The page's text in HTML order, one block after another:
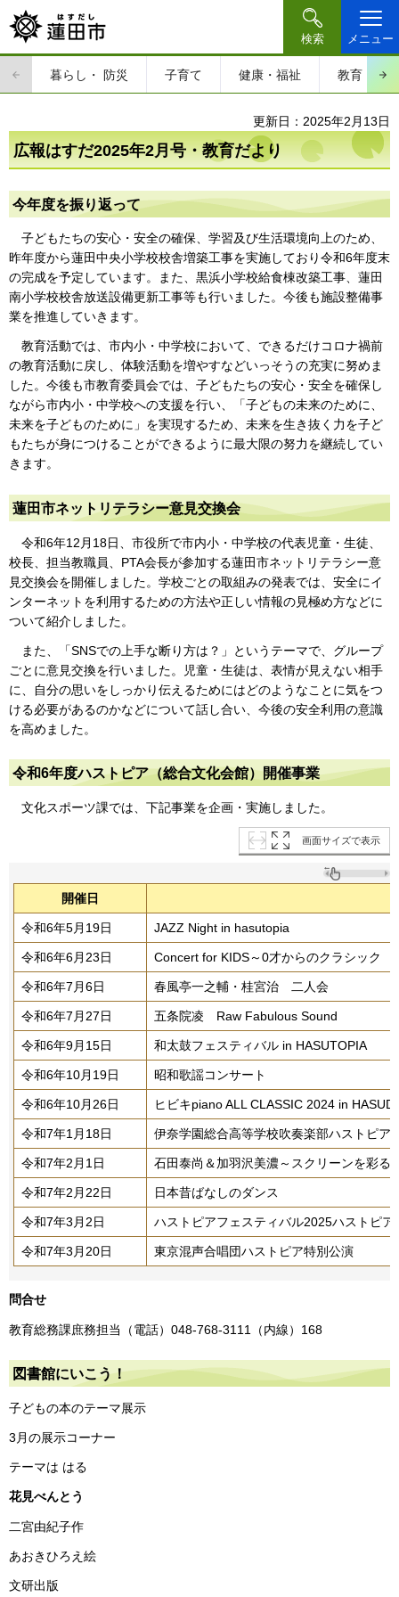
検索 メニュー
暮らし・ 防災 子育て 健康・福祉 教育・文
更新日：2025年2月13日
広報はすだ2025年2月号・教育だより
今年度を振り返って
子どもたちの安心・安全の確保、学習及び生活環境向上のため、
昨年度から蓮田中央小学校校舎増築工事を実施しており令和6年度末
の完成を予定しています。また、黒浜小学校給食棟改築工事、蓮田
南小学校校舎放送設備更新工事等も行いました。今後も施設整備事
業を推進していきます。
教育活動では、市内小・中学校において、できるだけコロナ禍前
の教育活動に戻し、体験活動を増やすなどいっそうの充実に努めま
した。今後も市教育委員会では、子どもたちの安心・安全を確保し
ながら市内小・中学校への支援を行い、「子どもの未来のために、
未来を子どものために」を実現するため、未来を生き抜く力を子ど
もたちが身につけることができるように最大限の努力を継続してい
きます。
蓮田市ネットリテラシー意見交換会
令和6年12月18日、市役所で市内小・中学校の代表児童・生徒、
校長、担当教職員、PTA会長が参加する蓮田市ネットリテラシー意
見交換会を開催しました。学校ごとの取組みの発表では、安全にイ
ンターネットを利用するための方法や正しい情報の見極め方などに
ついて紹介しました。
また、「SNSでの上手な断り方は？」というテーマで、グループ
ごとに意見交換を行いました。児童・生徒は、表情が見えない相手
に、自分の思いをしっかり伝えるためにはどのようなことに気をつ
ける必要があるのかなどについて話し合い、今後の安全利用の意識
を高めました。
令和6年度ハストピア（総合文化会館）開催事業
文化スポーツ課では、下記事業を企画・実施しました。
画面サイズで表示
開催日
令和6年5月19日 JAZZ Night in hasutopia
令和6年6月23日 Concert for KIDS～0才からのクラシック
令和6年7月6日 春風亭一之輔・桂宮治 二人会
令和6年7月27日 五条院凌 Raw Fabulous Sound
令和6年9月15日 和太鼓フェスティバル in HASUTOPIA
令和6年10月19日 昭和歌謡コンサート
令和6年10月26日 ヒビキpiano ALL CLASSIC 2024 in
令和7年1月18日 伊奈学園総合高等学校吹奏楽部ハストピア
令和7年2月1日 石田泰尚＆加羽沢美濃～スクリーンを彩る
令和7年2月22日 日本昔ばなしのダンス
令和7年3月2日 ハストピアフェスティバル2025ハストピ
令和7年3月20日 東京混声合唱団ハストピア特別公演
問合せ
教育総務課庶務担当（電話）048-768-3111（内線）168
図書館にいこう！
子どもの本のテーマ展示
3月の展示コーナー
テーマは はる
花見べんとう
二宮由紀子作
あおきひろえ絵
文研出版